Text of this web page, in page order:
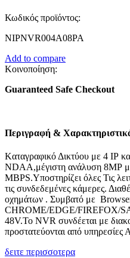
Κωδικός προϊόντος:
NIPNVR004A08PA
Add to compare
Κοινοποίηση:
Guaranteed Safe Checkout
Περιγραφή &
Kαταγραφικό Δικτύου με 4 ΙΡ
NDAA,μέγιστη ανάλυση 8ΜΡ
ΜBPS.Υποστηρίζει όλες Τις
τις συνδεδεμένες κάμερες.
οχημάτων . Συμβατό με
CHROME/EDGE/FIREFOX/
48V.Το NVR συνδέεται με
προστατεύονται από υπηρεσίες
δειτε περισσοτερα